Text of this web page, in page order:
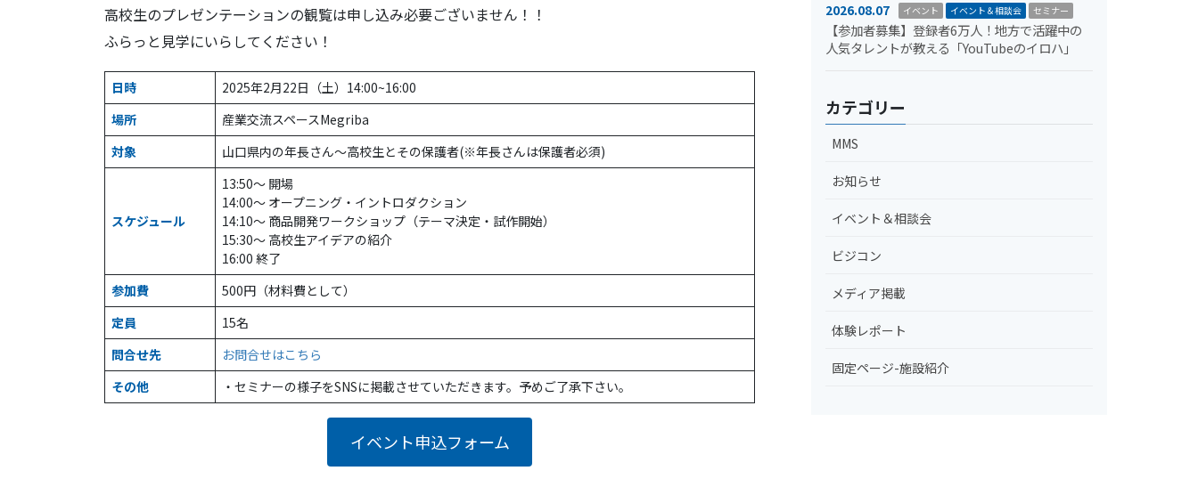
高校生のプレゼンテーションの観覧は申し込み必要ございません！！
ふらっと見学にいらしてください！
日時
2025年2月22日（土）14:00~16:00
場所
産業交流スペースMegriba
対象
山口県内の年長さん～高校生とその保護者(※年長さんは保護者必須)
スケジュール
13:50～ 開場
14:00～ オープニング・イントロダクション
14:10～ 商品開発ワークショップ（テーマ決定・試作開始）
15:30～ 高校生アイデアの紹介
16:00 終了
参加費
500円（材料費として）
定員
15名
問合せ先
お問合せはこちら
その他
・セミナーの様子をSNSに掲載させていただきます。予めご了承下さい。
イベント申込フォーム
2026.08.07 イベント イベント＆相談会 セミナー
【参加者募集】登録者6万人！地方で活躍中の
人気タレントが教える「YouTubeのイロハ」
カテゴリー
MMS
お知らせ
イベント＆相談会
ビジコン
メディア掲載
体験レポート
固定ページ-施設紹介